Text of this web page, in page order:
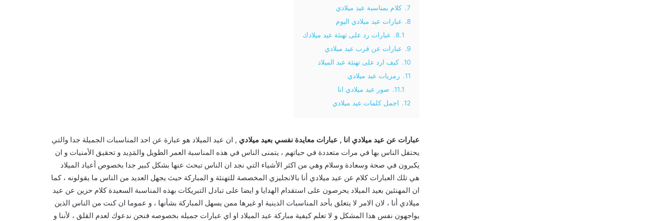
7.
كلام بمناسبة عيد ميلادي
8.
عبارات عيد ميلادي اليوم
8.1.
عبارات رد على تهنئة عيد ميلادك
9.
عبارات عن قرب عيد ميلادي
10.
كيف ارد على تهنئة عيد الميلاد
11.
رمزيات عيد ميلادي
11.1.
صور عيد ميلادي انا
12.
اجمل كلمات عيد ميلادي
عبارات عن عيد ميلادي انا , عبارات معايدة نفسي بعيد ميلادي , ان عيد الميلاد هو عبارة عن احد المناسبات الجميلة جدا والتي
يحتفل الناس بها في مرات متعددة في حياتهم ، يتمنى الناس في هذه المناسبة العمر الطويل والمَدِيد و تحقيق الأمنيات و ان
يكبرون في صحة وسعادة وسلام وهي من اكثر الأشياء التي نجد ان الناس تبحث عنها بشكل كبير جدا بخصوص أعياد الميلاد
هي تلك العبارات كلام عن عيد ميلادي أنا بالانجليزي المخصصة للتهنئة و المباركة حيث يجهل العديد من الناس ما يقولونه ، كما
ان المهنئين بعيد الميلاد يحرصون على استقدام الهدايا و ايضا على تبادل التبريكات بهذه المناسبة السعيدة كلام حزين عن عيد
ميلادي أنا ، لان الامر لا يتعلق بأحد المناسبات الدينية او غيرها ممن يسهل المباركة بشأنها ، و عموما ان كنت من الناس الذين
يواجهون نفس هذا المشكل و لا تعلم كيفية مباركة عيد الميلاد او اي عبارات جميله بخصوصه فنحن ندعوك لعدم القلق ، لأننا و